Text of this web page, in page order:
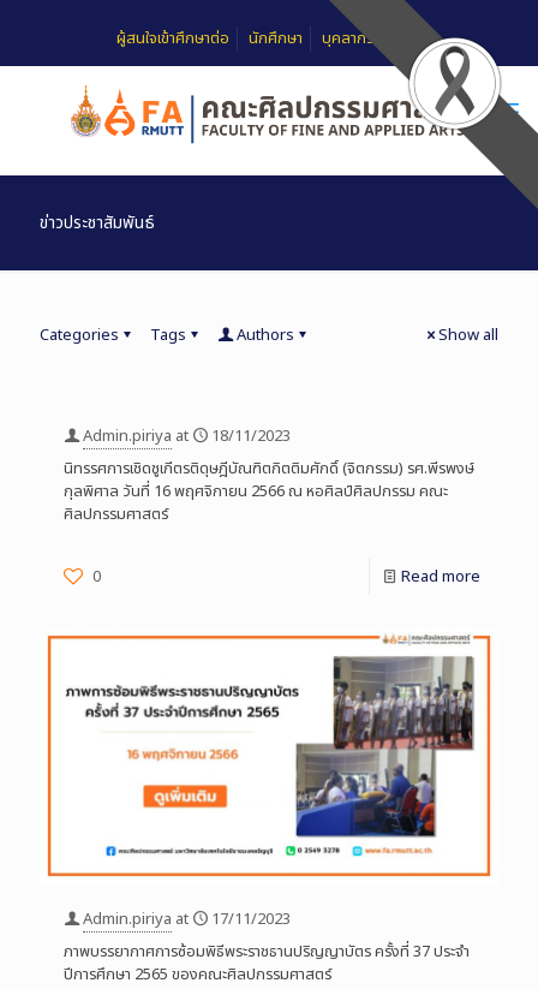
ผู้สนใจเข้าศึกษาต่อ นักศึกษา บุคลากร
ข่าวประชาสัมพันธ์
Categories Tags Authors Show all
Admin.piriya at
18/11/2023
นิทรรศการเชิดชูเกีตรติดุษฎีบัณฑิตกิตติมศักดิ์ (จิตกรรม) รศ.พีรพงษ์
กุลพิศาล วันที่ 16 พฤศจิกายน 2566 ณ หอศิลป์ศิลปกรรม คณะ
ศิลปกรรมศาสตร์
0 Read more
Admin.piriya at
17/11/2023
ภาพบรรยากาศการซ้อมพิธีพระราชธานปริญญาบัตร ครั้งที่ 37 ประจำ
ปีการศึกษา 2565 ของคณะศิลปกรรมศาสตร์